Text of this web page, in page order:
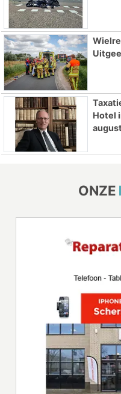
Hotel
ONZE